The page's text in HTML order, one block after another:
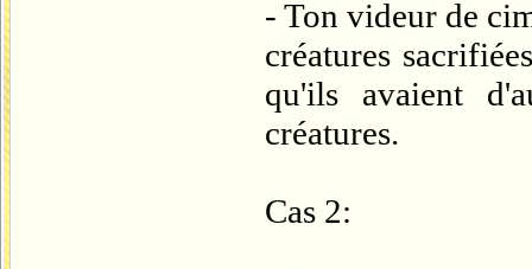
- Ton videur de
créatures
qu'ils avaient
créatures.
Cas 2: